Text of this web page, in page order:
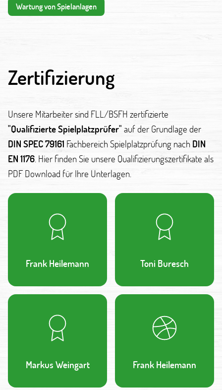
Wartung von Spielanlagen
Zertifizierung
Unsere Mitarbeiter sind FLL/BSFH zertifizierte
"Qualifizierte Spielplatzprüfer" auf der Grundlage der
DIN SPEC 79161 Fachbereich Spielplatzprüfung nach DIN
EN 1176 . Hier finden Sie unsere Qualifizierungszertifikate als
PDF Download für Ihre Unterlagen.
Frank Heilemann Toni Buresch
Markus Weingart Frank Heilemann